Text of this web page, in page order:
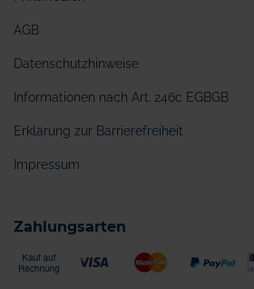
AGB
Datenschutzhinweise
Informationen nach Art. 246c EGBGB
Erklärung zur Barrierefreiheit
Impressum
Zahlungsarten